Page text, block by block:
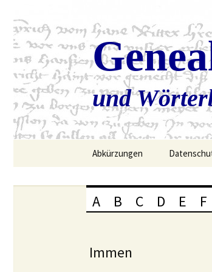
und
Abkürzungen
A B C D E F
Immen